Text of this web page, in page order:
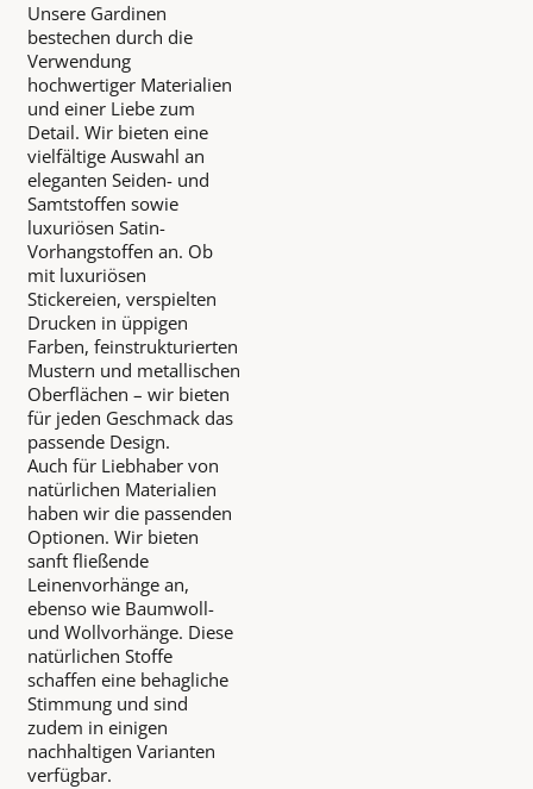
Unsere Gardinen
bestechen durch die
Verwendung
hochwertiger Materialien
und einer Liebe zum
Detail. Wir bieten eine
vielfältige Auswahl an
eleganten Seiden- und
Samtstoffen sowie
luxuriösen Satin-
Vorhangstoffen an. Ob
mit luxuriösen
Stickereien, verspielten
Drucken in üppigen
Farben, feinstrukturierten
Mustern und metallischen
Oberflächen – wir bieten
für jeden Geschmack das
passende Design.
Auch für Liebhaber von
natürlichen Materialien
haben wir die passenden
Optionen. Wir bieten
sanft fließende
Leinenvorhänge an,
ebenso wie Baumwoll-
und Wollvorhänge. Diese
natürlichen Stoffe
schaffen eine behagliche
Stimmung und sind
zudem in einigen
nachhaltigen Varianten
verfügbar.